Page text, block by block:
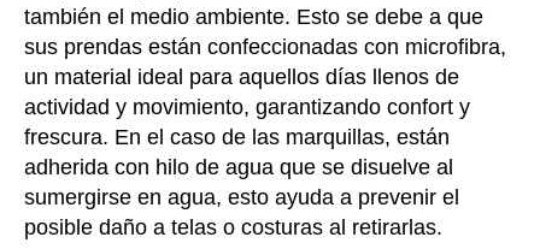
también el medio ambiente. Esto se debe a que
sus prendas están confeccionadas con microfibra,
un material ideal para aquellos días llenos de
actividad y movimiento, garantizando confort y
frescura. En el caso de las marquillas, están
adherida con hilo de agua que se disuelve al
sumergirse en agua, esto ayuda a prevenir el
posible daño a telas o costuras al retirarlas.